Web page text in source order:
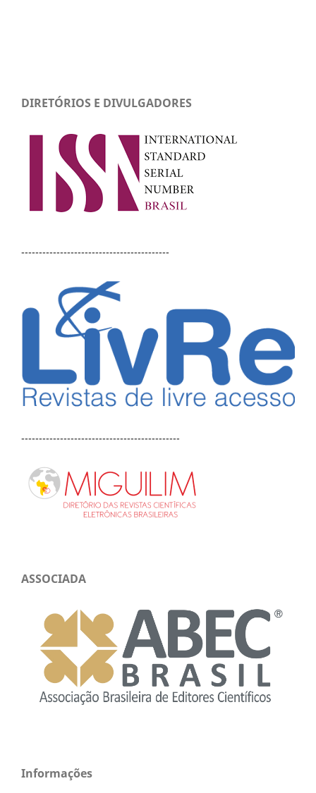
DIRETÓRIOS E DIVULGADORES
------------------------------------------
---------------------------------------------
ASSOCIADA
Informações